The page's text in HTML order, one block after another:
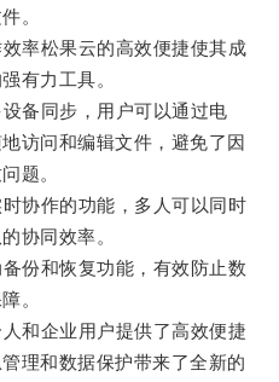
。
松果云的高效便捷使其成
有力工具。
备同步，用户可以通过电
访问和编辑文件，避免了因
题。
作的功能，多人可以同时
协同效率。
和恢复功能，有效防止数
。
企业用户提供了高效便捷
理和数据保护带来了全新的